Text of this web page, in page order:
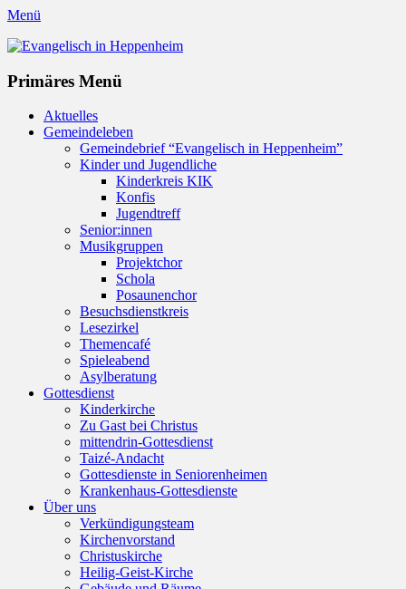
Menü
Evangelisch in Heppenheim
Primäres Menü
Zum
Inhalt
Aktuelles
Gemeindeleben
Gemeindebrief “Evangelisch in Heppenheim”
Kinder und Jugendliche
Kinderkreis KIK
Konfis
Jugendtreff
Senior:innen
Musikgruppen
Projektchor
Schola
Posaunenchor
Besuchsdienstkreis
Lesezirkel
Themencafé
Spieleabend
Asylberatung
Gottesdienst
Kinderkirche
Zu Gast bei Christus
mittendrin-Gottesdienst
Taizé-Andacht
Gottesdienste in Seniorenheimen
Krankenhaus-Gottesdienste
Über uns
Verkündigungsteam
Kirchenvorstand
Christuskirche
Heilig-Geist-Kirche